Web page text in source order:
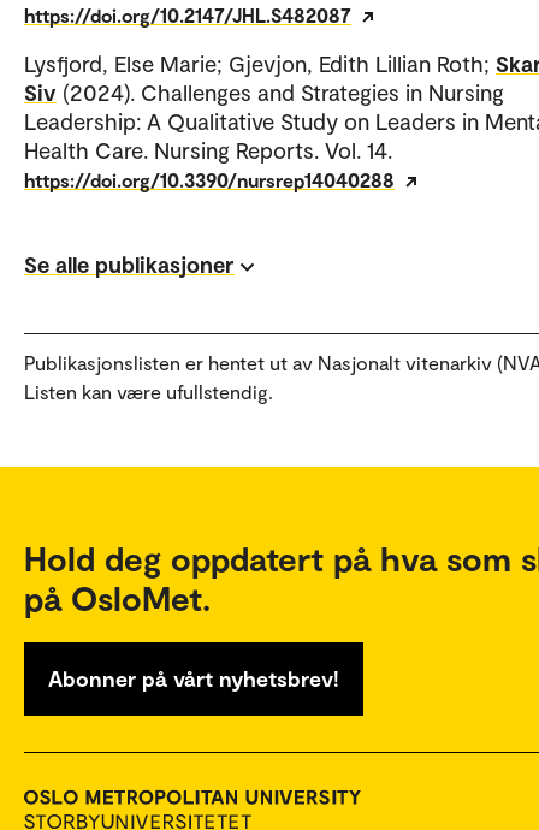
https://doi.org/10.2147/JHL.S482087
Lysfjord, Else Marie; Gjevjon, Edith Lillian Roth;
Siv (2024). Challenges and Strategies in Nursing
Leadership: A Qualitative Study on Leaders in
Health Care. Nursing Reports. Vol. 14.
https://doi.org/10.3390/nursrep14040288
Se alle publikasjoner
Publikasjonslisten er hentet ut av Nasjonalt vitenarkiv
Listen kan være ufullstendig.
Hold deg oppdatert på hva som
på OsloMet.
Abonner på vårt nyhetsbrev!